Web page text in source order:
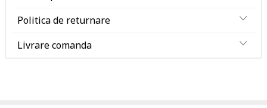
Politica de returnare
Livrare comanda